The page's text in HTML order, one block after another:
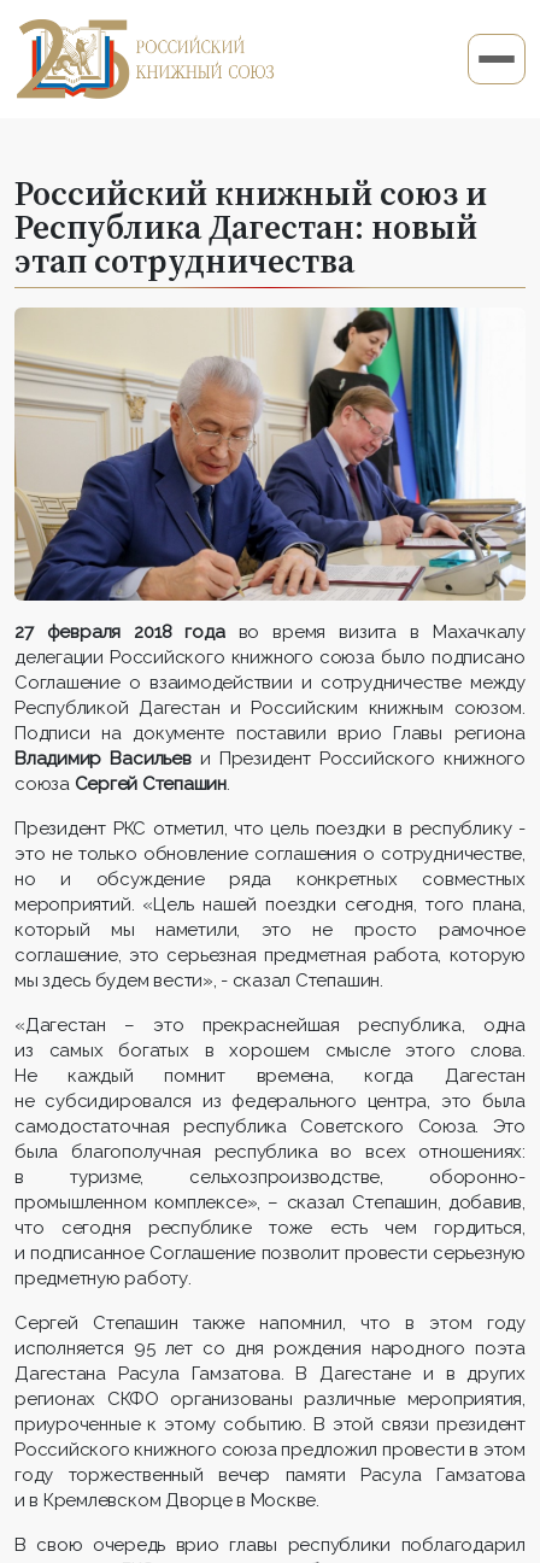
Российский книжный союз и
Республика Дагестан: новый
этап сотрудничества
27 февраля 2018 годаво время визита в Махачкалу
делегации Российского книжного союза было подписано
Соглашение о взаимодействии и сотрудничестве между
Республикой Дагестан и Российским книжным союзом.
Подписи на документе поставили врио Главы региона
Владимир Васильеви Президент Российского книжного
союза Сергей Степашин.
Президент РКС отметил, что цель поездки в республику -
это не только обновление соглашения о сотрудничестве,
но и обсуждение ряда конкретных совместных
мероприятий. «Цель нашей поездки сегодня, того плана,
который мы наметили, это не просто рамочное
соглашение, это серьезная предметная работа, которую
мы здесь будем вести», - сказал Степашин.
«Дагестан – это прекраснейшая республика, одна
из самых богатых в хорошем смысле этого слова.
Не каждый помнит времена, когда Дагестан
не субсидировался из федерального центра, это была
самодостаточная республика Советского Союза. Это
была благополучная республика во всех отношениях:
в туризме, сельхозпроизводстве, оборонно-
промышленном комплексе», – сказал Степашин, добавив,
что сегодня республике тоже есть чем гордиться,
и подписанное Соглашение позволит провести серьезную
предметную работу.
Сергей Степашин также напомнил, что в этом году
исполняется 95 лет со дня рождения народного поэта
Дагестана Расула Гамзатова. В Дагестане и в других
регионах СКФО организованы различные мероприятия,
приуроченные к этому событию. В этой связи президент
Российского книжного союза предложил провести в этом
году торжественный вечер памяти Расула Гамзатова
и в Кремлевском Дворце в Москве.
В свою очередь врио главы республики поблагодарил